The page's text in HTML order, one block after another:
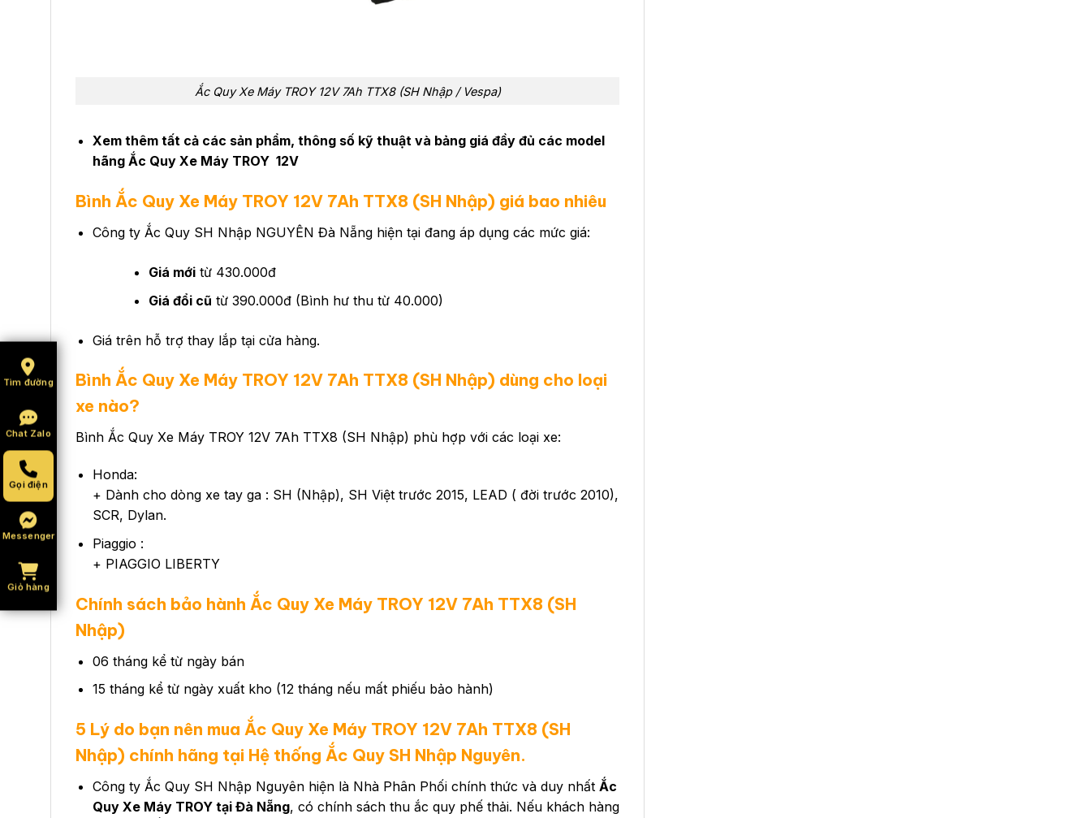
Ắc Quy Xe Máy TROY 12V 7Ah TTX8 (SH Nhập / Vespa)
Xem thêm tất cả các sản phẩm, thông số kỹ thuật và bảng giá đầy đủ các model
hãngẮc Quy Xe Máy TROY 12V
Bình Ắc Quy Xe Máy TROY 12V 7Ah TTX8 (SH Nhập) giá bao nhiêu
Công ty Ắc Quy SH Nhập NGUYÊN Đà Nẵng hiện tại đang áp dụng các mức giá:
Giá mớitừ 430.000đ
Giá đổi cũ từ 390.000đ (Bình hư thu từ 40.000)
Giá trên hỗ trợ thay lắp tại cửa hàng.
Bình Ắc Quy Xe Máy TROY 12V 7Ah TTX8 (SH Nhập) dùng cho loại
xe nào?
Bình Ắc Quy Xe Máy TROY 12V 7Ah TTX8 (SH Nhập) phù hợp với các loại xe:
Honda:
+ Dành cho dòng xe tay ga : SH (Nhập), SH Việt trước 2015, LEAD ( đời trước 2010),
SCR, Dylan.
Piaggio :
+ PIAGGIO LIBERTY
Chính sách bảo hành Ắc Quy Xe Máy TROY 12V 7Ah TTX8 (SH
Nhập)
06 tháng kể từ ngày bán
15 tháng kể từ ngày xuất kho (12 tháng nếu mất phiếu bảo hành)
5 Lý do bạn nên mua Ắc Quy Xe Máy TROY 12V 7Ah TTX8 (SH
Nhập) chính hãng tại Hệ thống Ắc Quy SH Nhập Nguyên.
Công ty Ắc Quy SH Nhập Nguyên hiện là Nhà Phân Phối chính thức và duy nhất Ắc
Quy Xe Máy TROY tại Đà Nẵng, có chính sách thu ắc quy phế thải. Nếu khách hàng
Tìm đường
Chat Zalo
Gọi điện
Messenger
Giỏ hàng